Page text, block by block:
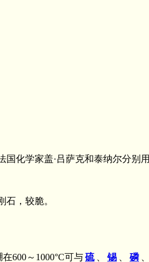
国化学家盖·吕萨克和泰纳尔分别用
石，较脆。
600～1000°C可与硫 锡 磷